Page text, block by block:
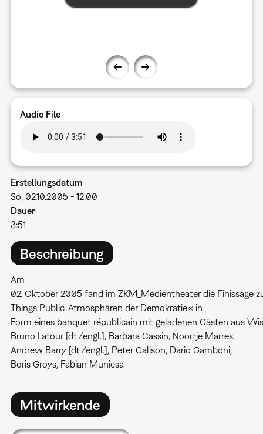
Audio File
Erstellungsdatum
So, 02.10.2005 - 12:00
Dauer
3:51
Beschreibung
Am
02. Oktober 2005 fand im ZKM_Medientheater die Finissage
Things Public. Atmosphären der Demokratie« in
Form eines banquet républicain mit geladenen Gästen aus
Bruno Latour [dt./engl.], Barbara Cassin, Noortje Marres,
Andrew Barry [dt./engl.], Peter Galison, Dario Gamboni,
Boris Groys, Fabian Muniesa
Mitwirkende